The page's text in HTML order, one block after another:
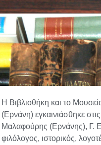
Η Bιβλιοθήκη και το
(Eρνάνη) εγκαινιάσθηκε
Mαλαφούρης (Eρνάνης), Γ.
φιλόλογος, ιστορικός,